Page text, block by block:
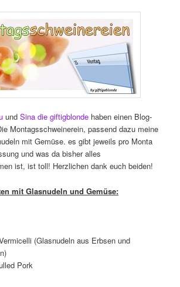
undSina die giftigblonde haben einen Blog-
Montagsschweinerein, passend dazu meine
mit Gemüse. es gibt jeweils pro Monta
und was da bisher alles
ist, ist toll! Herzlichen dank euch beiden!
mit Glasnudeln und Gemüse:
(Glasnudeln aus Erbsen und
Pork